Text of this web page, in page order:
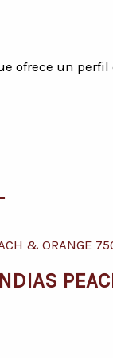
ofrece un